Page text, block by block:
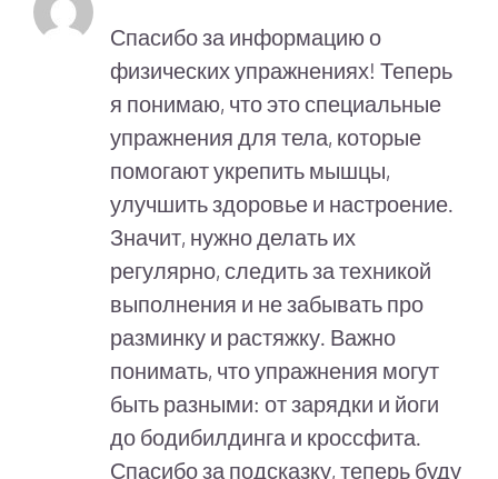
Спасибо за информацию о
физических упражнениях! Теперь
я понимаю, что это специальные
упражнения для тела, которые
помогают укрепить мышцы,
улучшить здоровье и настроение.
Значит, нужно делать их
регулярно, следить за техникой
выполнения и не забывать про
разминку и растяжку. Важно
понимать, что упражнения могут
быть разными: от зарядки и йоги
до бодибилдинга и кроссфита.
Спасибо за подсказку, теперь буду